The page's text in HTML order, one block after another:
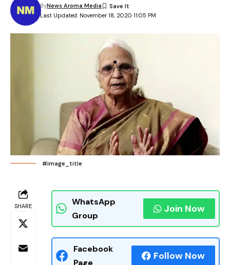
Last Updated: November 18, 2020 11:05 PM
ByNews Aroma Media
#image_title
SHARE
WhatsApp
Group
Join Now
Facebook
Page
Follow Now